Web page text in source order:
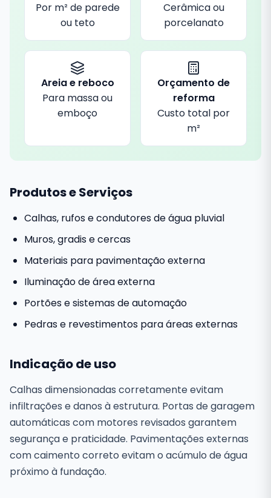
Por m² de parede
ou teto
Cerâmica ou
porcelanato
Areia e reboco
Para massa ou
emboço
Orçamento de
reforma
Custo total por
m²
Produtos e Serviços
Calhas, rufos e condutores de água pluvial
Muros, gradis e cercas
Materiais para pavimentação externa
Iluminação de área externa
Portões e sistemas de automação
Pedras e revestimentos para áreas externas
Indicação de uso
Calhas dimensionadas corretamente evitam
infiltrações e danos à estrutura. Portas de garagem
automáticas com motores revisados garantem
segurança e praticidade. Pavimentações externas
com caimento correto evitam o acúmulo de água
próximo à fundação.